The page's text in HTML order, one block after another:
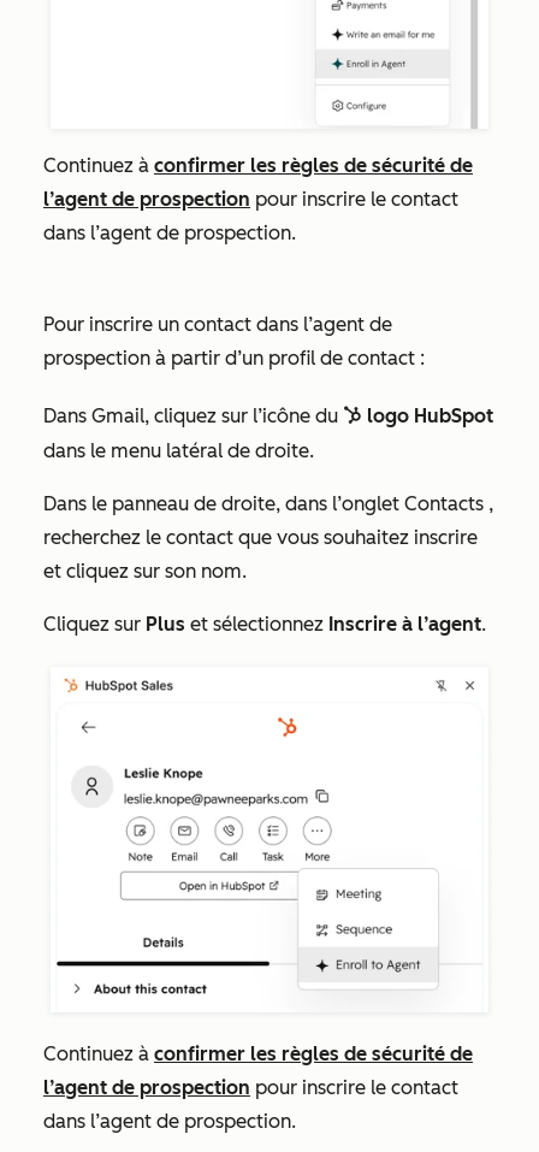
Continuez à confirmer les règles de sécurité de
l’agent de prospection pour inscrire le contact
dans l’agent de prospection.
Pour inscrire un contact dans l’agent de
prospection à partir d’un profil de contact :
Dans Gmail, cliquez sur l’icône du sprocket logo HubSpot
dans le menu latéral de droite.
Dans le panneau de droite, dans l’onglet Contacts ,
recherchez le contact que vous souhaitez inscrire
et cliquez sur son nom.
Cliquez sur Plus et sélectionnez Inscrire à l’agent.
Continuez à confirmer les règles de sécurité de
l’agent de prospection pour inscrire le contact
dans l’agent de prospection.